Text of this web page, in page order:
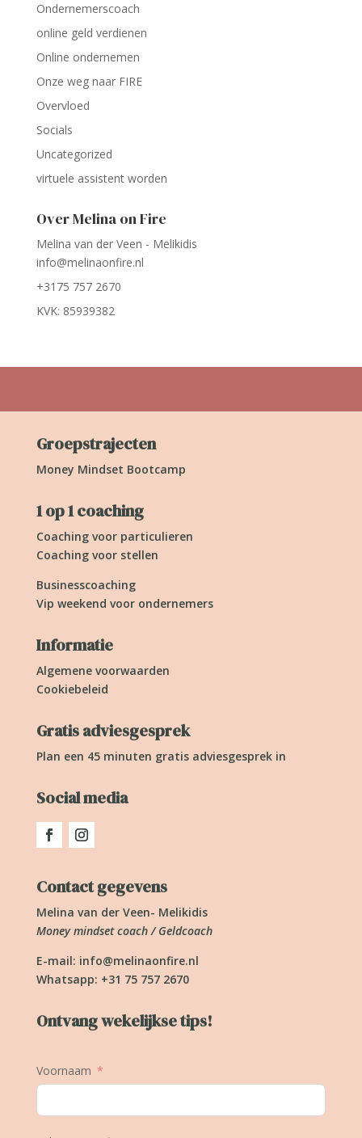
Ondernemerscoach
online geld verdienen
Online ondernemen
Onze weg naar FIRE
Overvloed
Socials
Uncategorized
virtuele assistent worden
Over Melina on Fire
Melina van der Veen - Melikidis
info@melinaonfire.nl
+3175 757 2670
KVK: 85939382
Groepstrajecten
Money Mindset Bootcamp
1 op 1 coaching
Coaching voor particulieren
Coaching voor stellen
Businesscoaching
Vip weekend voor ondernemers
Informatie
Algemene voorwaarden
Cookiebeleid
Gratis adviesgesprek
Plan een 45 minuten gratis adviesgesprek in
Social media
Contact gegevens
Melina van der Veen- Melikidis
Money mindset coach / Geldcoach
E-mail: info@melinaonfire.nl
Whatsapp: +31 75 757 2670
Ontvang wekelijkse tips!
Voornaam